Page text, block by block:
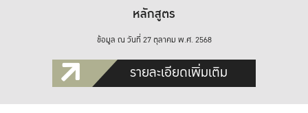
หลักสูตร
ข้อมูล ณ วันที่ 27 ตุลาคม พ.ศ. 2568
รายละเอียดเพิ่มเติม